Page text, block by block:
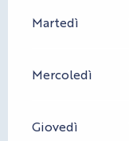
Martedì
Mercoledì
Giovedì